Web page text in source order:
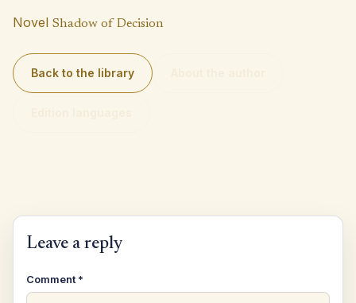
Novel Shadow of Decision
Back to the library
Leave a reply
Comment *